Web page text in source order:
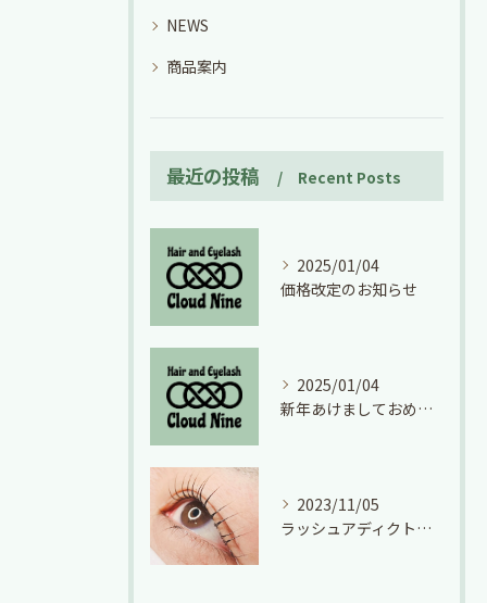
NEWS
商品案内
最近の投稿 Recent Posts
2025/01/04
価格改定のお知らせ
2025/01/04
新年あけましておめでとうございます
2023/11/05
ラッシュアディクト効果絶大！(*^^*)